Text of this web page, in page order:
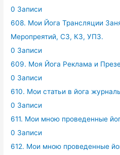
0 Записи
608. Мои Йога Трансляции
Меропреятий, СЗ, КЗ, УПЗ.
0 Записи
609. Моя Йога Реклама и
0 Записи
610. Мои статьи в йога
0 Записи
611. Мои мною проведенные
0 Записи
612. Мои мною проведенные